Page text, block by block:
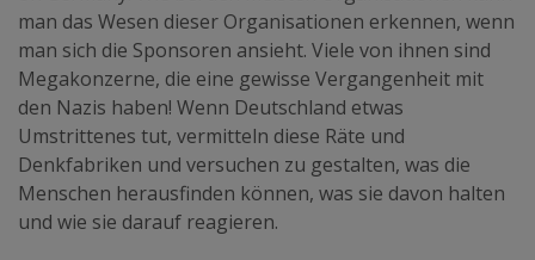
man das Wesen dieser Organisationen erkennen, wenn
man sich die Sponsoren ansieht. Viele von ihnen sind
Megakonzerne, die eine gewisse Vergangenheit mit
den Nazis haben! Wenn Deutschland etwas
Umstrittenes tut, vermitteln diese Räte und
Denkfabriken und versuchen zu gestalten, was die
Menschen herausfinden können, was sie davon halten
und wie sie darauf reagieren.